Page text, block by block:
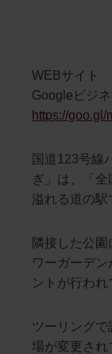
WEBサイト
Googleビジ
https://
国道123号線
ぎ」は、「
溢れる道の駅
隣接した公
ワーガーデ
ントが行われ
ツーリング
場が変更され